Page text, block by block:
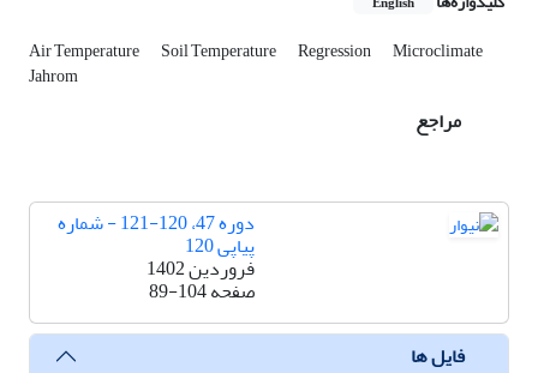
Air Temperature Soil Temperature Regression Microclimate
Jahrom
مراجع
دوره 47، 120-121 - شماره
پیاپی 120
فروردین 1402
صفحه89-104
فایل ها